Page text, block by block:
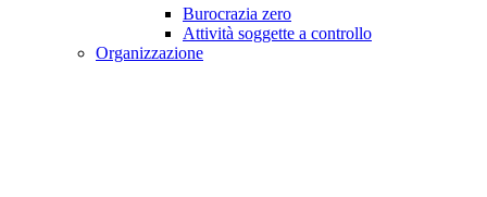
Burocrazia zero
Attività soggette a controllo
Organizzazione